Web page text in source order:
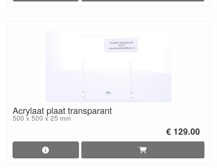
Acrylaat plaat transparant
500 x 500 x 25 mm
€ 129.00